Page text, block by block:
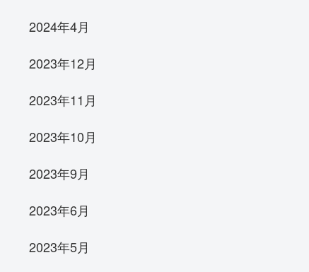
2024年4月
2023年12月
2023年11月
2023年10月
2023年9月
2023年6月
2023年5月